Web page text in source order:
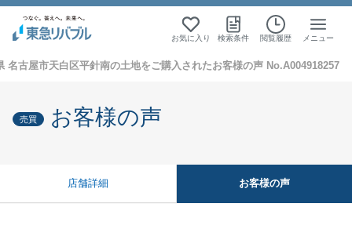
お気に入り 検索条件 閲覧履歴 メニュー
名古屋市天白区平針南の土地をご購入されたお客様の声 No.A004918257
売買 お客様の声
店舗詳細 お客様の声